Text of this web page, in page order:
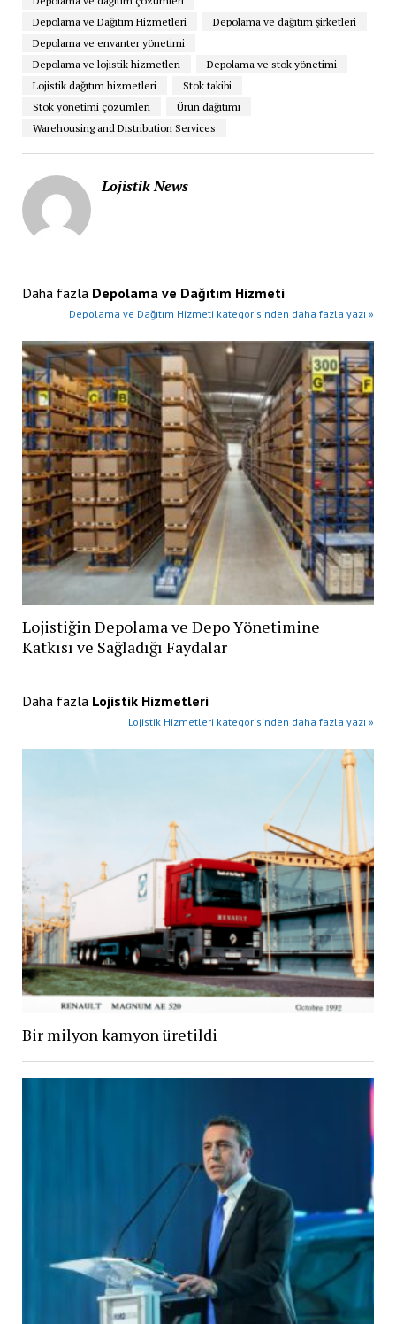
Depolama ve Dağıtım Hizmetleri
Depolama ve dağıtım şirketleri
Depolama ve envanter yönetimi
Depolama ve lojistik hizmetleri
Depolama ve stok yönetimi
Lojistik dağıtım hizmetleri
Stok takibi
Stok yönetimi çözümleri
Ürün dağıtımı
Warehousing and Distribution Services
Lojistik News
Daha fazla Depolama ve Dağıtım Hizmeti
Depolama ve Dağıtım Hizmeti kategorisinden daha fazla yazı »
Lojistiğin Depolama ve Depo Yönetimine
Katkısı ve Sağladığı Faydalar
Daha fazla Lojistik Hizmetleri
Lojistik Hizmetleri kategorisinden daha fazla yazı »
Bir milyon kamyon üretildi